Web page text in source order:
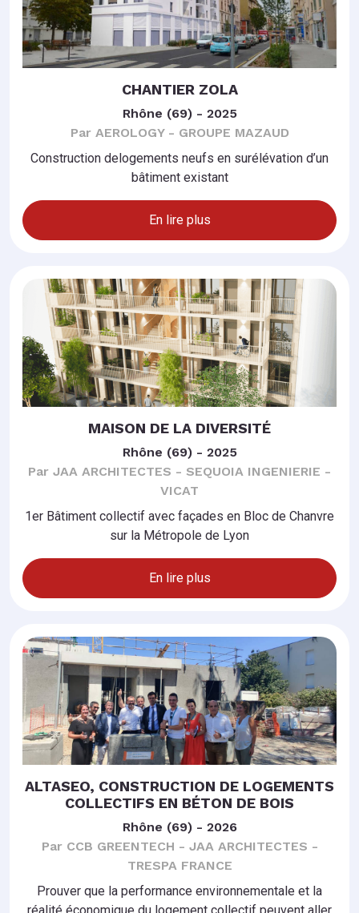
CHANTIER ZOLA
Rhône (69) - 2025
Par AEROLOGY - GROUPE MAZAUD
Construction delogements neufs en surélévation d’un
bâtiment existant
En lire plus
MAISON DE LA DIVERSITÉ
Rhône (69) - 2025
Par JAA ARCHITECTES - SEQUOIA INGENIERIE -
VICAT
1er Bâtiment collectif avec façades en Bloc de Chanvre
sur la Métropole de Lyon
En lire plus
ALTASEO, CONSTRUCTION DE LOGEMENTS
COLLECTIFS EN BÉTON DE BOIS
Rhône (69) - 2026
Par CCB GREENTECH - JAA ARCHITECTES -
TRESPA FRANCE
Prouver que la performance environnementale et la